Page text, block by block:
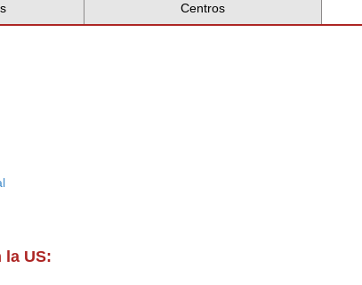
Centros
la US: